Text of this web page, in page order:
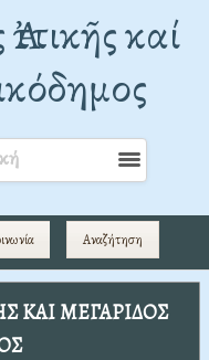
καί
Αναζήτηση
ΚΑΙ ΜΕΓΑΡΙΔΟΣ